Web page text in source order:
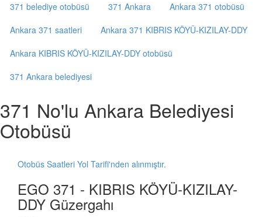
371 belediye otobüsü
371 Ankara
Ankara 371 otobüsü
Ankara 371 saatleri
Ankara 371 KIBRIS KÖYÜ-KIZILAY-DDY
Ankara KIBRIS KÖYÜ-KIZILAY-DDY otobüsü
371 Ankara belediyesi
371 No'lu Ankara Belediyesi
Otobüsü
Otobüs Saatleri Yol Tarifi'nden alınmıştır.
EGO 371 - KIBRIS KÖYÜ-KIZILAY-
DDY Güzergahı